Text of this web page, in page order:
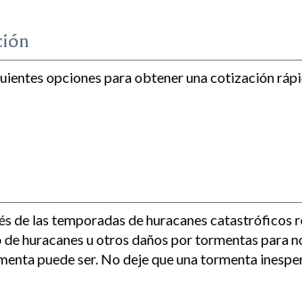
opciones para obtener una cotización
de las temporadas de huracanes
huracanes u otros daños por tormentas para
puede ser. No deje que una tormenta